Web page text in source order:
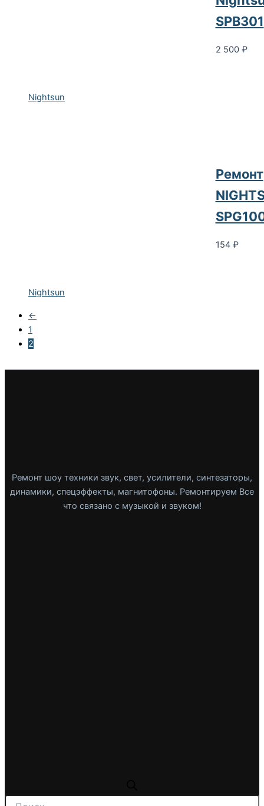
Nightsun
SPB301
2 500 ₽
Nightsun
Ремонт
154 ₽
←
1
2
Ремонт шоу техники звук, свет, усилители, синтезаторы,
динамики, спецэффекты, магнитофоны. Ремонтируем Все
что связано с музыкой и звуком!
Поиск